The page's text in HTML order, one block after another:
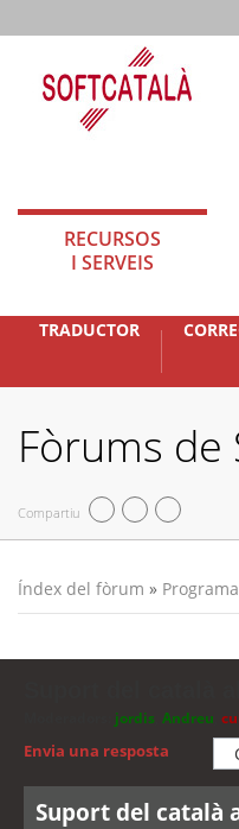
RECURSOS
I SERVEIS
TRADUCTOR
Fòrums de
Compartiu
Índex del fòrum »
jordis Andreu
Envia una resposta
Suport del català